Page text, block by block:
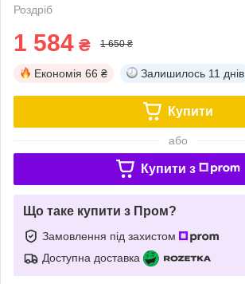
Роздріб
1 584 ₴ 1 650 ₴
Економія 66 ₴ Залишилось 11 днів
Купити
або
Купити з
Що таке купити з Пром?
Замовлення під захистом
Доступна доставка